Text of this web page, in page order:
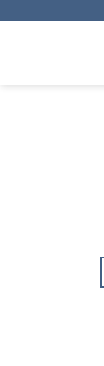
to